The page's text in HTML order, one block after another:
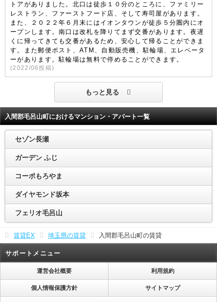
トアがありました。北口は徒歩１０分のところに、ファミリー
レストラン、ファーストフード店、そして寿司屋があります。
また、２０２２年６月末にはイオンタウンが徒歩５分圏内にオ
ープンします。南口は改札を降りてまず交番があります。夜遅
くに帰ってきても交番があるため、安心して帰ることができま
す。また郵便ポスト、ATM、自動販売機、駐輪場、エレベータ
ーがあります。駐輪場は無料で停めることができます。
(2022/06投稿)
もっと見る
入間郡毛呂山町におけるマンション・アパート一覧
セゾン長瀬
ガーデン ふじ
コーポもろやま
ダイヤモンド坂本
フェリオ毛呂山
賃貸EX 埼玉県の賃貸 入間郡毛呂山町の賃貸
サポートメニュー
運営会社概要 利用規約
個人情報保護方針 サイトマップ